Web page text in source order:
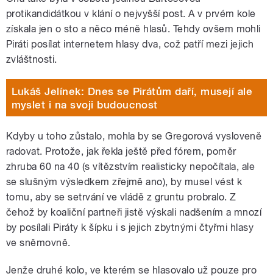
protikandidátkou v klání o nejvyšší post. A v prvém kole
získala jen o sto a něco méně hlasů. Tehdy ovšem mohli
Piráti posílat internetem hlasy dva, což patří mezi jejich
zvláštnosti.
Lukáš Jelínek: Dnes se Pirátům daří, musejí ale
myslet i na svoji budoucnost
Kdyby u toho zůstalo, mohla by se Gregorová vysloveně
radovat. Protože, jak řekla ještě před fórem, poměr
zhruba 60 na 40 (s vítězstvím realisticky nepočítala, ale
se slušným výsledkem zřejmě ano), by musel vést k
tomu, aby se setrvání ve vládě z gruntu probralo. Z
čehož by koaliční partneři jistě výskali nadšením a mnozí
by posílali Piráty k šípku i s jejich zbytnými čtyřmi hlasy
ve sněmovně.
Jenže druhé kolo, ve kterém se hlasovalo už pouze pro